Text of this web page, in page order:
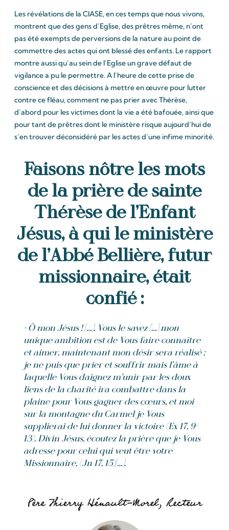
Les révélations de la CIASE, en ces temps que nous vivons,
montrent que des gens d’Eglise, des prêtres même, n’ont
pas été exempts de perversions de la nature au point de
commettre des actes qui ont blessé des enfants. Le rapport
montre aussi qu’au sein de l’Eglise un grave défaut de
vigilance a pu le permettre. A l’heure de cette prise de
conscience et des décisions à mettre en œuvre pour lutter
contre ce fléau, comment ne pas prier avec Thérèse,
d’abord pour les victimes dont la vie a été bafouée, ainsi que
pour tant de prêtres dont le ministère risque aujourd’hui de
s’en trouver déconsidéré par les actes d’une infime minorité.
Faisons nôtre les mots
de la prière de sainte
Thérèse de l’Enfant
Jésus, à qui le ministère
de l’Abbé Bellière, futur
missionnaire, était
confié :
« Ô mon Jésus ! […]. Vous le savez […] mon
unique ambition est de Vous faire connaître
et aimer, maintenant mon désir sera réalisé ;
je ne puis que prier et souffrir mais l’âme à
laquelle Vous daignez m’unir par les doux
liens de la charité ira combattre dans la
plaine pour Vous gagner des cœurs, et moi
sur la montagne du Carmel je Vous
supplierai de lui donner la victoire (Ex 17, 9-
13). Divin Jésus, écoutez la prière que je Vous
adresse pour celui qui veut être votre
Missionnaire, (Jn 17, 15)[…].